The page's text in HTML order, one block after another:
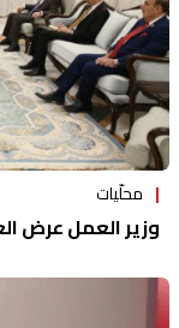
محلّيات
وزير العمل عرض